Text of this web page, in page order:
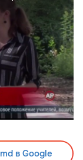
в Google